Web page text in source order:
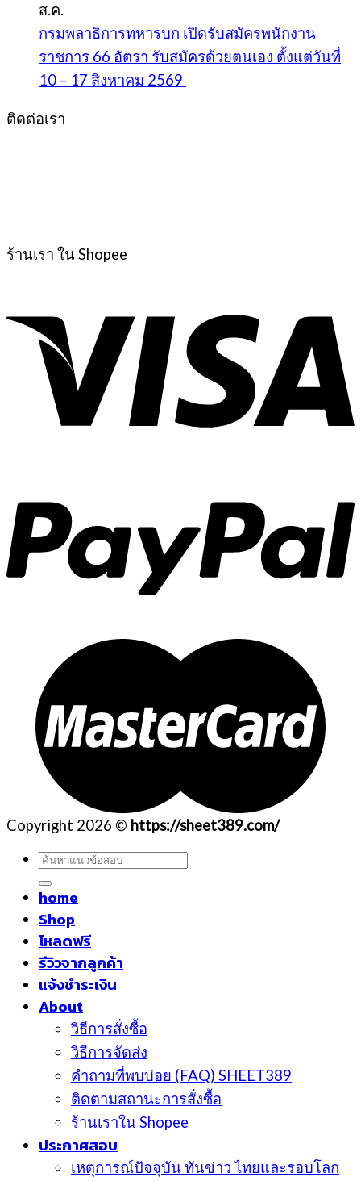
ส.ค.
กรมพลาธิการทหารบก เปิดรับสมัครพนักงาน
ราชการ 66 อัตรา รับสมัครด้วยตนเอง ตั้งแต่วันที่
10 – 17 สิงหาคม 2569
ติดต่อเรา
ร้านเรา ใน Shopee
Copyright 2026 © https://sheet389.com/
ค้นหา:
home
Shop
โหลดฟรี
รีวิวจากลูกค้า
แจ้งชำระเงิน
About
วิธีการสั่งซื้อ
วิธีการจัดส่ง
คำถามที่พบบ่อย (FAQ) SHEET389
ติดตามสถานะการสั่งซื้อ
ร้านเราใน Shopee
ประกาศสอบ
เหตุการณ์ปัจจุบัน ทันข่าว ไทยและรอบโลก